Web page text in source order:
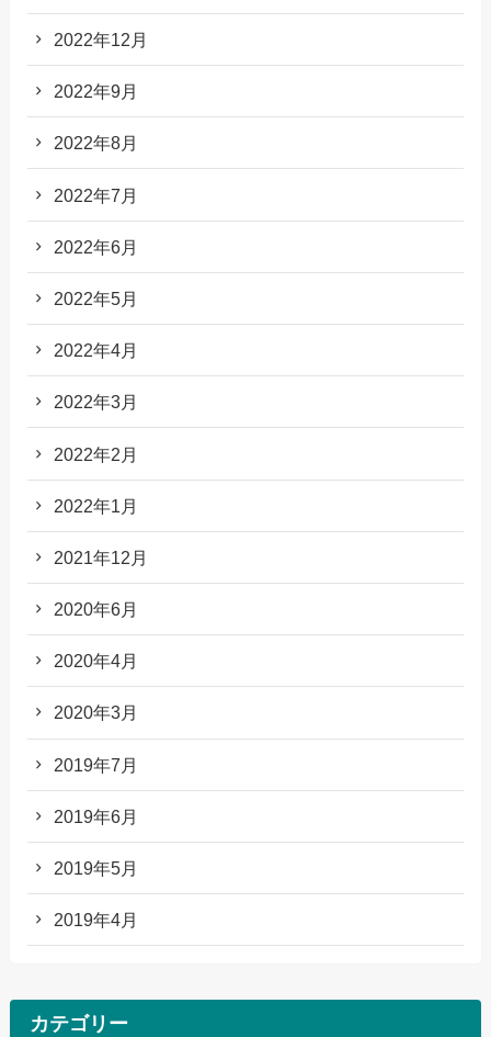
2022年12月
2022年9月
2022年8月
2022年7月
2022年6月
2022年5月
2022年4月
2022年3月
2022年2月
2022年1月
2021年12月
2020年6月
2020年4月
2020年3月
2019年7月
2019年6月
2019年5月
2019年4月
カテゴリー